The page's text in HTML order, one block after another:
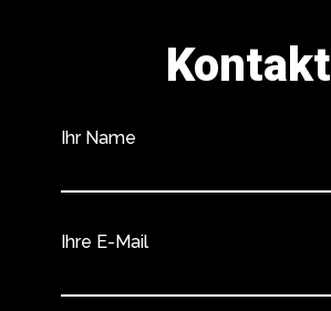
Kontakt
Ihr Name
Ihre E-Mail